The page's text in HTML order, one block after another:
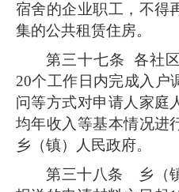
宿舍的企业职工，不得
集的公共租赁住房。
第三十七条 各社
20个工作日内完成入户
问等方式对申请人家庭
均年收入等基本情况进
乡（镇）人民政府。
第三十八条
乡（